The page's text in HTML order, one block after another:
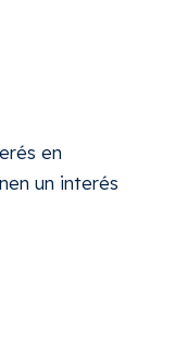
en
un interés